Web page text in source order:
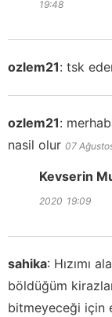
19:48
ozlem21: tsk
ozlem21:
nasil olur 07
Kevserin
2020 19:09
sahika: Hızımı
böldüğüm
bitmeyeceği için